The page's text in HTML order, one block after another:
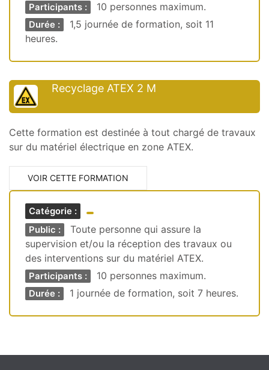
Participants : 10 personnes maximum.
Durée :
1,5 journée de formation, soit 11
heures.
Recyclage ATEX 2 M
Cette formation est destinée à tout chargé de travaux
sur du matériel électrique en zone ATEX.
VOIR CETTE FORMATION
Catégorie :
Public :
Toute personne qui assure la
supervision et/ou la réception des travaux ou
des interventions sur du matériel ATEX.
Participants : 10 personnes maximum.
Durée : 1 journée de formation, soit 7 heures.